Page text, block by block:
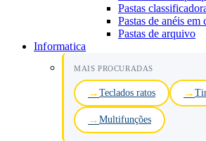
Pastas
Pastas de anéis em
Pastas de arquivo
Informatica
MAIS PROCURADAS
Teclados ratos
Multifunções